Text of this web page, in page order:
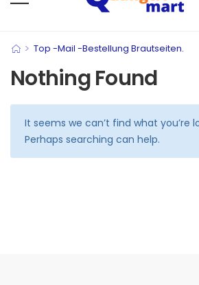
> Top -Mail -Bestellung Brautseiten.
Nothing Found
It seems we can’t find what you’re
Perhaps searching can help.